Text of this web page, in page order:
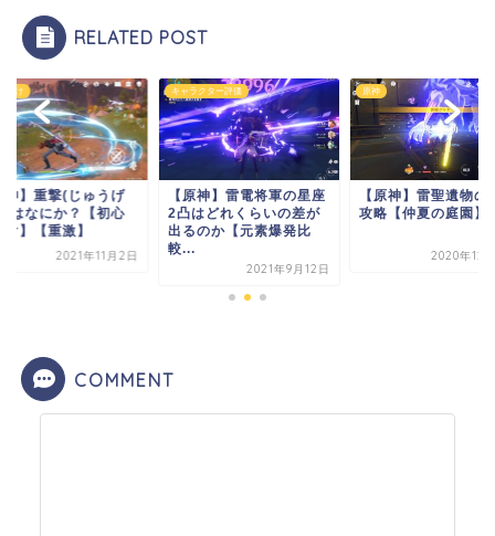
RELATED POST
向け
神】重撃(じゅうげ
はなにか？【初心
け】【重激】
2021年11月2日
キャラクター評価
【原神】雷電将軍の星座
2凸はどれくらいの差が
出るのか【元素爆発比
較...
2021年9月12日
原神
【原神】雷聖遺物の
攻略【仲夏の庭園】
2020年12
COMMENT